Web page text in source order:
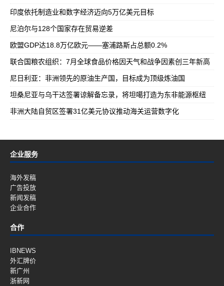
印度依托制造业和数字经济迈向5万亿美元目标
尼泊尔与128个国家存在贸易逆差
欧盟GDP达18.8万亿欧元——塞浦路斯占总额0.2%
联合国粮农组织：7月全球食品价格因天气和战争因素创三年新高
尼日利亚：非洲领先的原油生产国，目标成为顶级炼油国
坦桑尼亚与乌干达签署谅解备忘录，将坦噶打造为东非能源枢纽
非洲大陆自贸区签署31亿美元协议推动海关运营数字化
企业服务
海外发稿
广告投放
新闻发稿
企业合作
合作
IBNEWS
外汇牌价
新广州
浙新网